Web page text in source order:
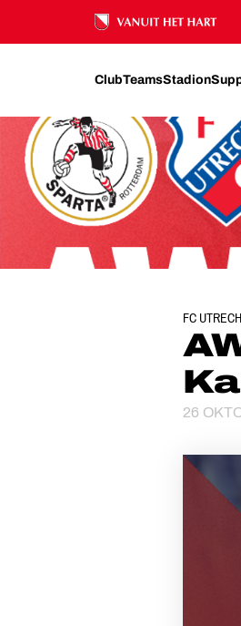
Ons nalatenschap
ClubTeamsStadion
FC
26